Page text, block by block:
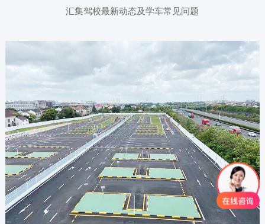
汇集驾校最新动态及学车常见问题